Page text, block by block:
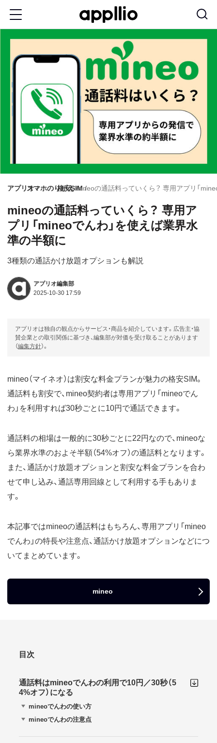
アプリオスマホのりかえ
格安SIMmineoの通話料っていくら？ 専用アプリ「
mineoの通話料っていくら？ 専用ア
プリ「mineoでんわ」を使えば業界水
準の半額に
3種類の通話かけ放題オプションも解説
アプリオ編集部
2025-10-30 17:59
アプリオは独自の観点からサービス・商品を紹介しています。広告主・協
賛企業との取引関係に基づき、編集部が対価を受け取ることがあります
（編集方針）。
mineo（マイネオ）は割安な料金プランが魅力の格安SIM。
通話料も割安で、mineo契約者は専用アプリ「mineoでん
わ」を利用すれば30秒ごとに10円で通話できます。
通話料の相場は一般的に30秒ごとに22円なので、mineoな
ら業界水準のおよそ半額（54%オフ）の通話料となります。
また、通話かけ放題オプションと割安な料金プランを合わ
せて申し込み、通話専用回線として利用する手もありま
す。
本記事ではmineoの通話料はもちろん、専用アプリ「mineo
でんわ」の特長や注意点、通話かけ放題オプションなどにつ
いてまとめています。
mineo
目次
通話料はmineoでんわの利用で10円／30秒（5
4%オフ）になる
mineoでんわの使い方
mineoでんわの注意点